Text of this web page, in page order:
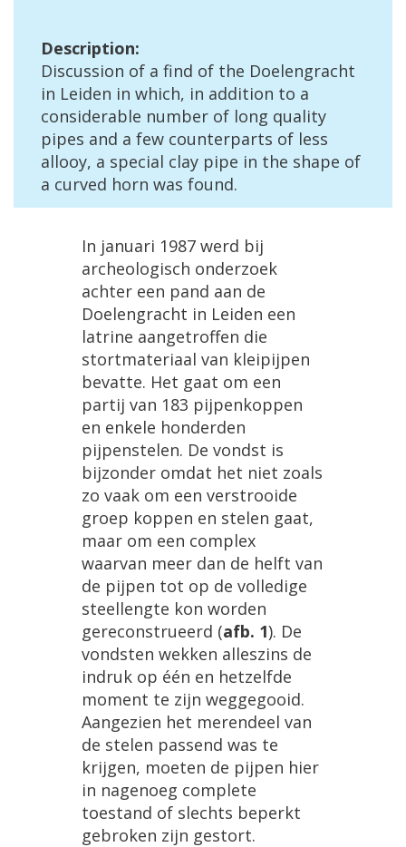
Description:
Discussion of a find of the Doelengracht
in Leiden in which, in addition to a
considerable number of long quality
pipes and a few counterparts of less
allooy, a special clay pipe in the shape of
a curved horn was found.
In januari 1987 werd bij
archeologisch onderzoek
achter een pand aan de
Doelengracht in Leiden een
latrine aangetroffen die
stortmateriaal van kleipijpen
bevatte. Het gaat om een
partij van 183 pijpenkoppen
en enkele honderden
pijpenstelen. De vondst is
bijzonder omdat het niet zoals
zo vaak om een verstrooide
groep koppen en stelen gaat,
maar om een complex
waarvan meer dan de helft van
de pijpen tot op de volledige
steellengte kon worden
gereconstrueerd (afb. 1). De
vondsten wekken alleszins de
indruk op één en hetzelfde
moment te zijn weggegooid.
Aangezien het merendeel van
de stelen passend was te
krijgen, moeten de pijpen hier
in nagenoeg complete
toestand of slechts beperkt
gebroken zijn gestort.